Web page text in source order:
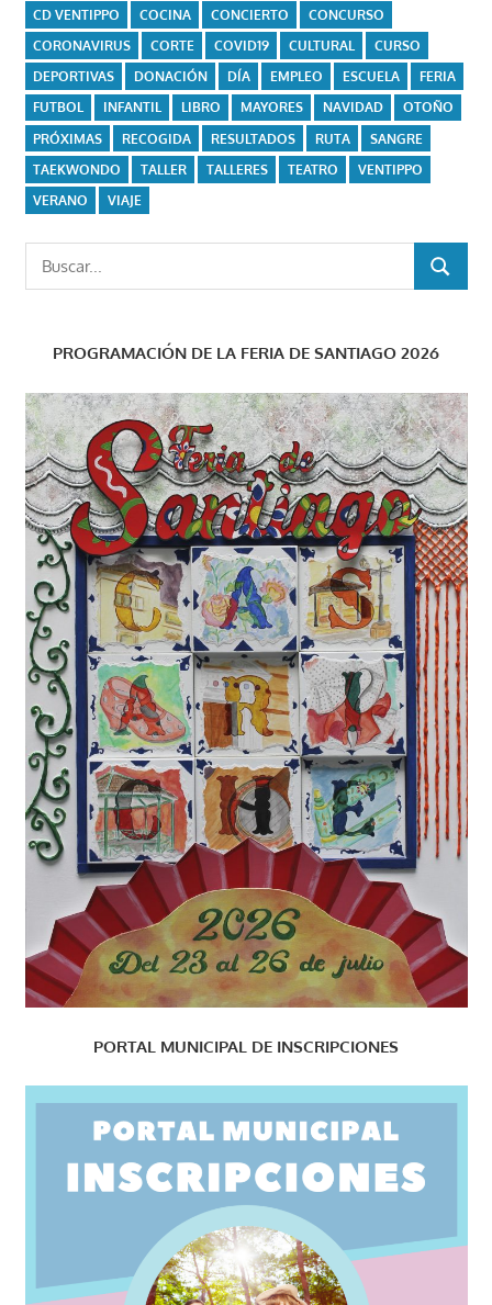
CD VENTIPPO
COCINA CONCIERTO
CONCURSO
CORONAVIRUS
CORTE COVID19 CULTURAL
CURSO
DEPORTIVAS
DONACIÓN DÍA EMPLEO ESCUELA
FERIA
FUTBOL
INFANTIL LIBRO MAYORES NAVIDAD
OTOÑO
PRÓXIMAS
RECOGIDA RESULTADOS RUTA
SANGRE
TAEKWONDO
TALLER TALLERES TEATRO
VENTIPPO
VERANO
VIAJE
Buscar:
BUSCAR
PROGRAMACIÓN DE LA FERIA DE SANTIAGO 2026
PORTAL MUNICIPAL DE INSCRIPCIONES